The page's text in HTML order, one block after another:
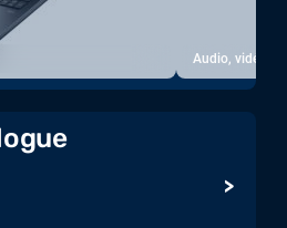
Audio, vidéo,